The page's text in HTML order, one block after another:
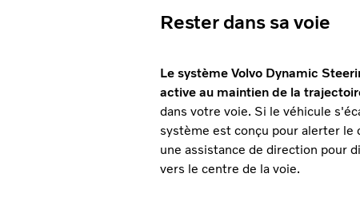
Rester dans sa voie
Le système Volvo Dynamic
active au maintien de la
dans votre voie. Si le véhicule
système est conçu pour alerter
une assistance de direction pour
vers le centre de la voie.